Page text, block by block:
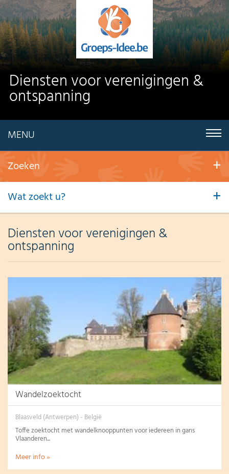
Diensten voor verenigingen &
ontspanning
MENU
Zoeken
Wat zoekt u?
Diensten voor verenigingen &
ontspanning
Wandelzoektocht
Blaasveld (Antwerpen) - België
Toffe zoektocht met wandelknooppunten voor iedereen in gans
Vlaanderen...
Meer info »